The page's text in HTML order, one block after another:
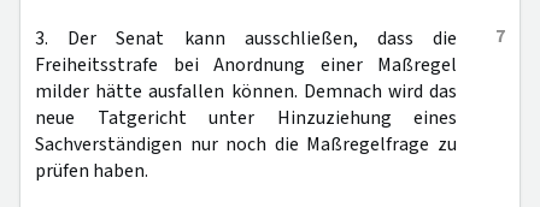
7
3. Der Senat kann ausschließen, dass die
Freiheitsstrafe bei Anordnung einer Maßregel
milder hätte ausfallen können. Demnach wird das
neue Tatgericht unter Hinzuziehung eines
Sachverständigen nur noch die Maßregelfrage zu
prüfen haben.